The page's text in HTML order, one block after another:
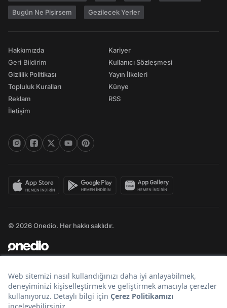
Bugün Ne Pişirsem Gezilecek Yerler
Hakkımızda
Geri Bildirim
Gizlilik Politikası
Topluluk Kuralları
Reklam
İletişim
Kariyer
Kullanıcı Sözleşmesi
Yayın İlkeleri
Künye
RSS
© 2026 Onedio. Her hakkı saklıdır.
Bir markasıdır.